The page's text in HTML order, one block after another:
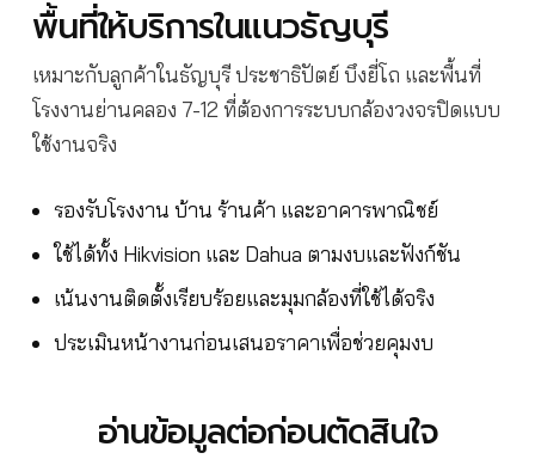
พื้นที่ให้บริการในแนวธัญบุรี
เหมาะกับลูกค้าในธัญบุรี ประชาธิปัตย์ บึงยี่โถ และพื้นที่
โรงงานย่านคลอง 7-12 ที่ต้องการระบบกล้องวงจรปิดแบบ
ใช้งานจริง
รองรับโรงงาน บ้าน ร้านค้า และอาคารพาณิชย์
ใช้ได้ทั้ง Hikvision และ Dahua ตามงบและฟังก์ชัน
เน้นงานติดตั้งเรียบร้อยและมุมกล้องที่ใช้ได้จริง
ประเมินหน้างานก่อนเสนอราคาเพื่อช่วยคุมงบ
อ่านข้อมูลต่อก่อนตัดสินใจ